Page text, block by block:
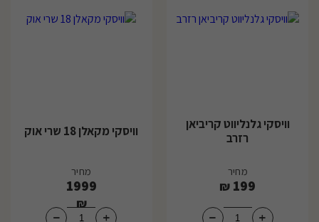
וויסקי גלנליווט קריביאן
רזרב
מחיר
199
₪
וויסקי מקאלן 18 שרי אוק
מחיר
1999
₪